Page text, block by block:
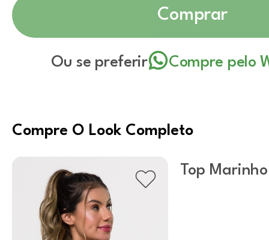
Comprar
Ou se preferir Compre pelo
Compre O Look Completo
Top